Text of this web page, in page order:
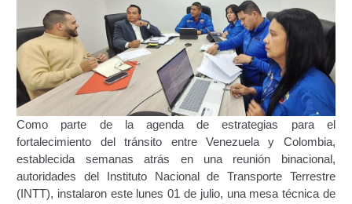
Búsqueda Predictiva Woocommerce
Certificación de Datos para Efectos Consulares con
Apostilla Electrónica – Servicio Frecuente
Certificación Provisional de Prestación del Servicio de
Transporte Público de Personas Modalidad Periférico
(RUTAS SUBURBANA O INTERURBANAS) – Servicio
Frecuente
Consultas Privadas
Como parte de la agenda de estrategias para el
fortalecimiento del tránsito entre Venezuela y Colombia,
establecida semanas atrás en una reunión binacional,
autoridades del Instituto Nacional de Transporte Terrestre
(INTT), instalaron este lunes 01 de julio, una mesa técnica de